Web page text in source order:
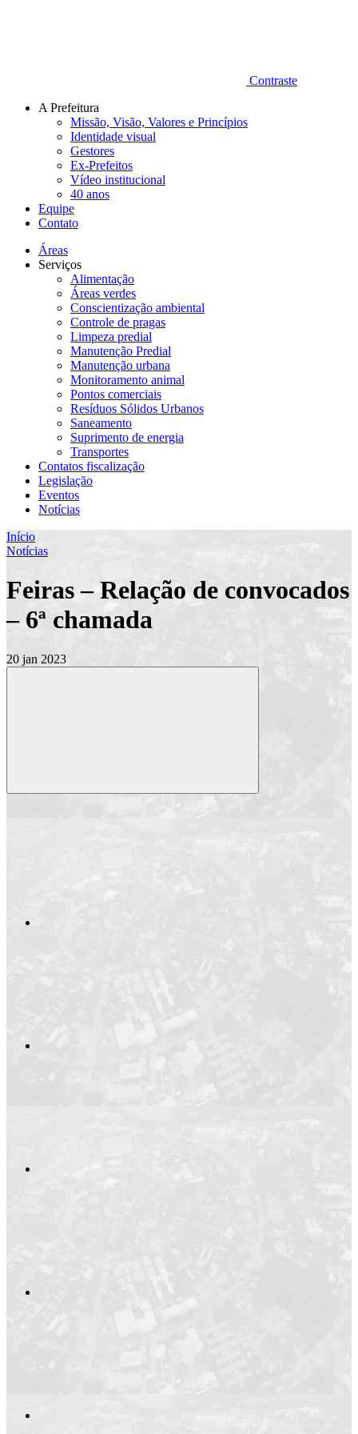
Contraste
A Prefeitura
Missão, Visão, Valores e Princípios
Identidade visual
Gestores
Ex-Prefeitos
Vídeo institucional
40 anos
Equipe
Contato
Áreas
Serviços
Alimentação
Áreas verdes
Conscientização ambiental
Controle de pragas
Limpeza predial
Manutenção Predial
Manutenção urbana
Monitoramento animal
Pontos comerciais
Resíduos Sólidos Urbanos
Saneamento
Suprimento de energia
Transportes
Contatos fiscalização
Legislação
Eventos
Notícias
Início
Notícias
Feiras – Relação de convocados
– 6ª chamada
20 jan 2023
Compartilhar